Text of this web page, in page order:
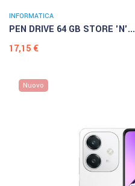
INFORMATICA
PEN DRIVE 64 GB STORE 'N'...
Prezzo
17,15 €
Nuovo